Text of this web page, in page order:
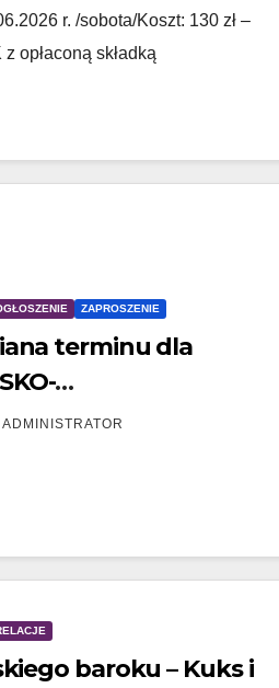
r. /sobota/Koszt: 130 zł –
opłaconą składką
ZAPROSZENIE
terminu dla
TOURNÉE
ADMINISTRATOR
baroku – Kuks i